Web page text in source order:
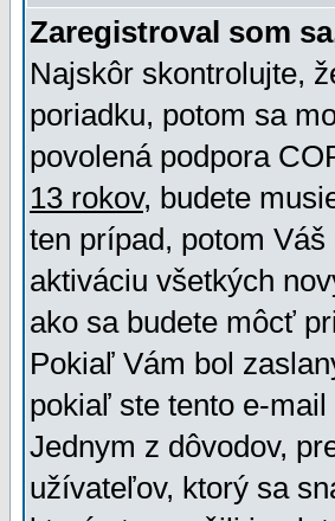
Zaregistroval som
Najskôr skontrolujte,
poriadku, potom sa
povolená podpora
13 rokov, budete
ten prípad, potom
aktiváciu všetkých
ako sa budete môcť
Pokiaľ Vám bol
pokiaľ ste tento e-
Jednym z dôvodov,
užívateľov, ktorý sa